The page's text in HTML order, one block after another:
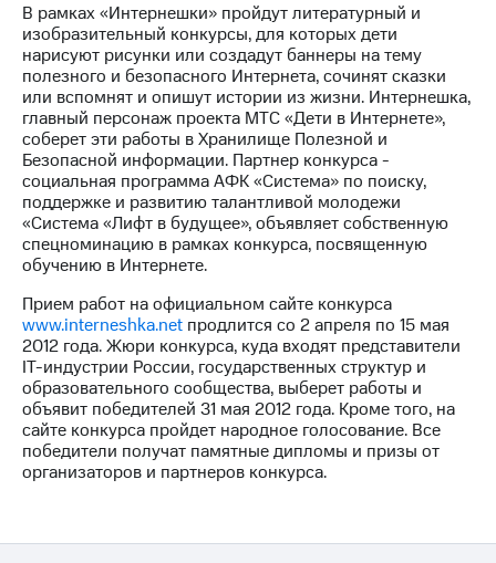
и акционерам
Корпоративное
управление
Корпоративный
секретарь
Раскрытие
информации
Информация
акционерам
Документы
ПАО
"МТС"
Собрания
акционеров
Личный
кабинет
акционера
Акционерный
капитал
Контроль
и
аудит
В рамках «Интернешки» пройдут литературный и
изобразительный конкурсы, для которых дети
нарисуют рисунки или создадут баннеры на тему
полезного и безопасного Интернета, сочинят сказки
или вспомнят и опишут истории из жизни. Интернешка,
главный персонаж проекта МТС «Дети в Интернете»,
соберет эти работы в Хранилище Полезной и
Безопасной информации. Партнер конкурса -
социальная программа АФК «Система» по поиску,
поддержке и развитию талантливой молодежи
«Система «Лифт в будущее», объявляет собственную
спецноминацию в рамках конкурса, посвященную
обучению в Интернете.
Прием работ на официальном сайте конкурса
www.interneshka.net продлится со 2 апреля по 15 мая
2012 года. Жюри конкурса, куда входят представители
IT-индустрии России, государственных структур и
образовательного сообщества, выберет работы и
объявит победителей 31 мая 2012 года. Кроме того, на
сайте конкурса пройдет народное голосование. Все
победители получат памятные дипломы и призы от
организаторов и партнеров конкурса.